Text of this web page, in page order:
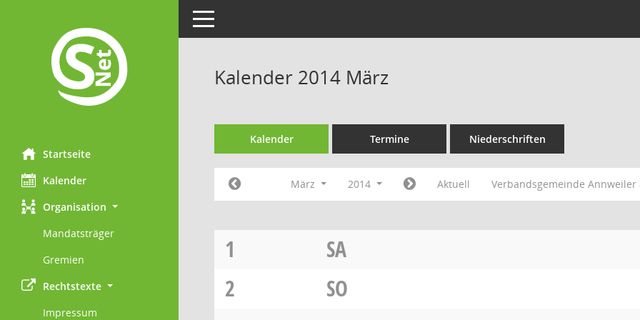
Startseite
Kalender
Organisation
Mandatsträger
Gremien
Rechtstexte
Impressum
Toggle navigation
Kalender 2014 März
Kalender Termine Niederschriften
März 2014 Aktuell Verbandsgemeinde Annweiler
1
SA
2
SO